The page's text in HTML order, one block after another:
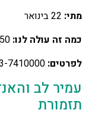
מתי:
כמה זה עולה לנו:
לפרטים:
עמיר לב
תזמורת